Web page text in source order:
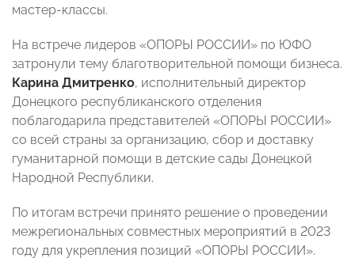
мастер-классы.
На встрече лидеров «ОПОРЫ РОССИИ» по ЮФО
затронули тему благотворительной помощи бизнеса.
Карина Дмитренко, исполнительный директор
Донецкого республиканского отделения
поблагодарила представителей «ОПОРЫ РОССИИ»
со всей страны за организацию, сбор и доставку
гуманитарной помощи в детские сады Донецкой
Народной Республики.
По итогам встречи принято решение о проведении
межрегиональных совместных мероприятий в 2023
году для укрепления позиций «ОПОРЫ РОССИИ».